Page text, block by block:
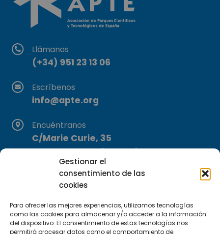
Gestionar el
consentimiento de las
cookies
Para ofrecer las mejores experiencias, utilizamos tecnologías
como las cookies para almacenar y/o acceder a la información
del dispositivo. El consentimiento de estas tecnologías nos
permitirá procesar datos como el comportamiento de
Llámanos
(+34) 951 23 13 06
Escríbenos
info@apte.org
Encuéntranos
C/Marie Curie, 35
29590 Campanillas, Málaga